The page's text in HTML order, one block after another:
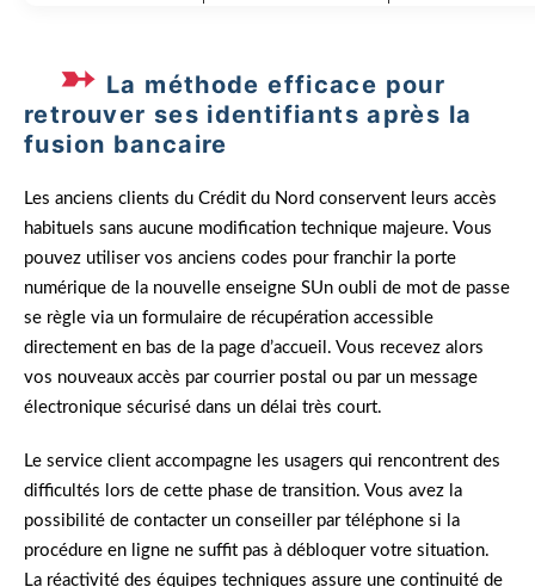
La méthode efficace pour
retrouver ses identifiants après la
fusion bancaire
Les anciens clients du Crédit du Nord conservent leurs accès
habituels sans aucune modification technique majeure. Vous
pouvez utiliser vos anciens codes pour franchir la porte
numérique de la nouvelle enseigne SUn oubli de mot de passe
se règle via un formulaire de récupération accessible
directement en bas de la page d’accueil. Vous recevez alors
vos nouveaux accès par courrier postal ou par un message
électronique sécurisé dans un délai très court.
Le service client accompagne les usagers qui rencontrent des
difficultés lors de cette phase de transition. Vous avez la
possibilité de contacter un conseiller par téléphone si la
procédure en ligne ne suffit pas à débloquer votre situation.
La réactivité des équipes techniques assure une continuité de